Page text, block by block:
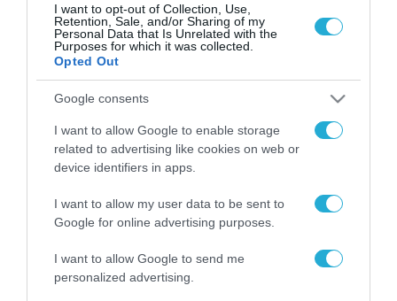
I want to opt-out of Collection, Use,
Retention, Sale, and/or Sharing of my
Personal Data that Is Unrelated with the
Purposes for which it was collected.
Opted Out
Google consents
I want to allow Google to enable storage
related to advertising like cookies on web or
device identifiers in apps.
I want to allow my user data to be sent to
Google for online advertising purposes.
I want to allow Google to send me
personalized advertising.
ΡΟΗ ΕΙΔΗΣΕΩΝ
Το χρηματοδοτούμενο
από την ΕΕ έργο “The
Gaming Police”
ενισχύει την ασφάλεια
των παιδιών στο
διαδίκτυο
31.07.2026
ΑΑΔΕ: Διευκρινίσεις
για τα πρόστιμα σε
αφορούν τους ΦΗΜ